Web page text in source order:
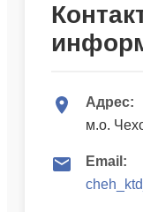
Адрес:
м.о.
Email: